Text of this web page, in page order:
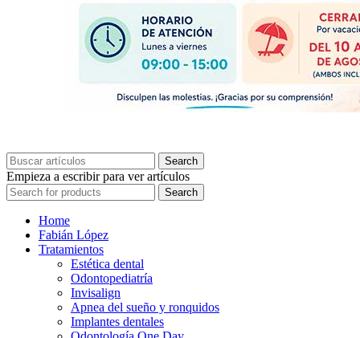
Search
Empieza a escribir para ver artículos
Search
Home
Fabián López
Tratamientos
Estética dental
Odontopediatría
Invisalign
Apnea del sueño y ronquidos
Implantes dentales